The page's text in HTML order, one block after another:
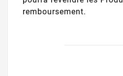
remboursement.